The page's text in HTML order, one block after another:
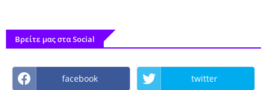
Βρείτε μας στα Social
facebook twitter